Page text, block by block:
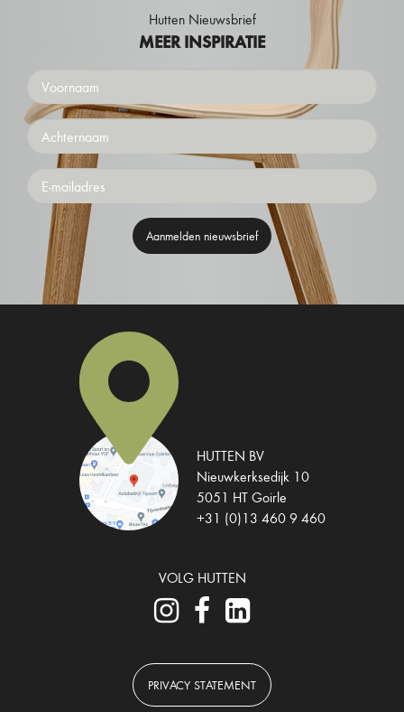
Hutten Nieuwsbrief
MEER INSPIRATIE
Voornaam
Achternaam
Emailaddress
Aanmelden nieuwsbrief
HUTTEN BV
Nieuwkerksedijk 10
5051 HT Goirle
+31 (0)13 460 9 460
VOLG HUTTEN
PRIVACY STATEMENT